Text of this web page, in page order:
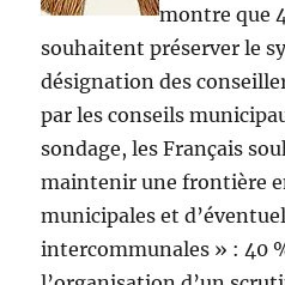
montre que
souhaitent préserver le
désignation des
par les conseils
sondage, les Français
maintenir une frontière
municipales et
intercommunales » : 40